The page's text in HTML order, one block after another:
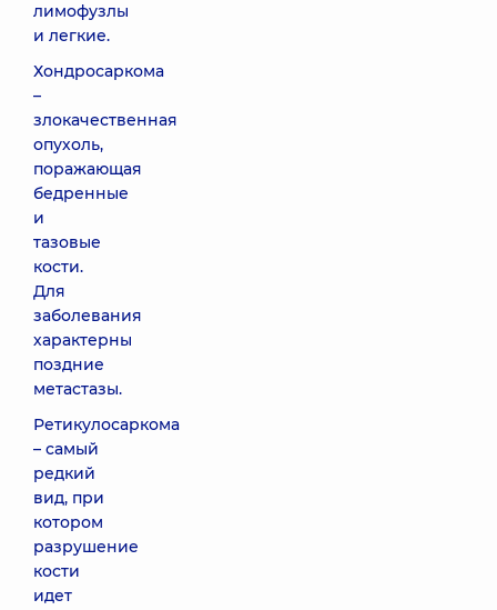
лимофузлы
и легкие.
Хондросаркома
–
злокачественная
опухоль,
поражающая
бедренные
и
тазовые
кости.
Для
заболевания
характерны
поздние
метастазы.
Ретикулосаркома
– самый
редкий
вид, при
котором
разрушение
кости
идет